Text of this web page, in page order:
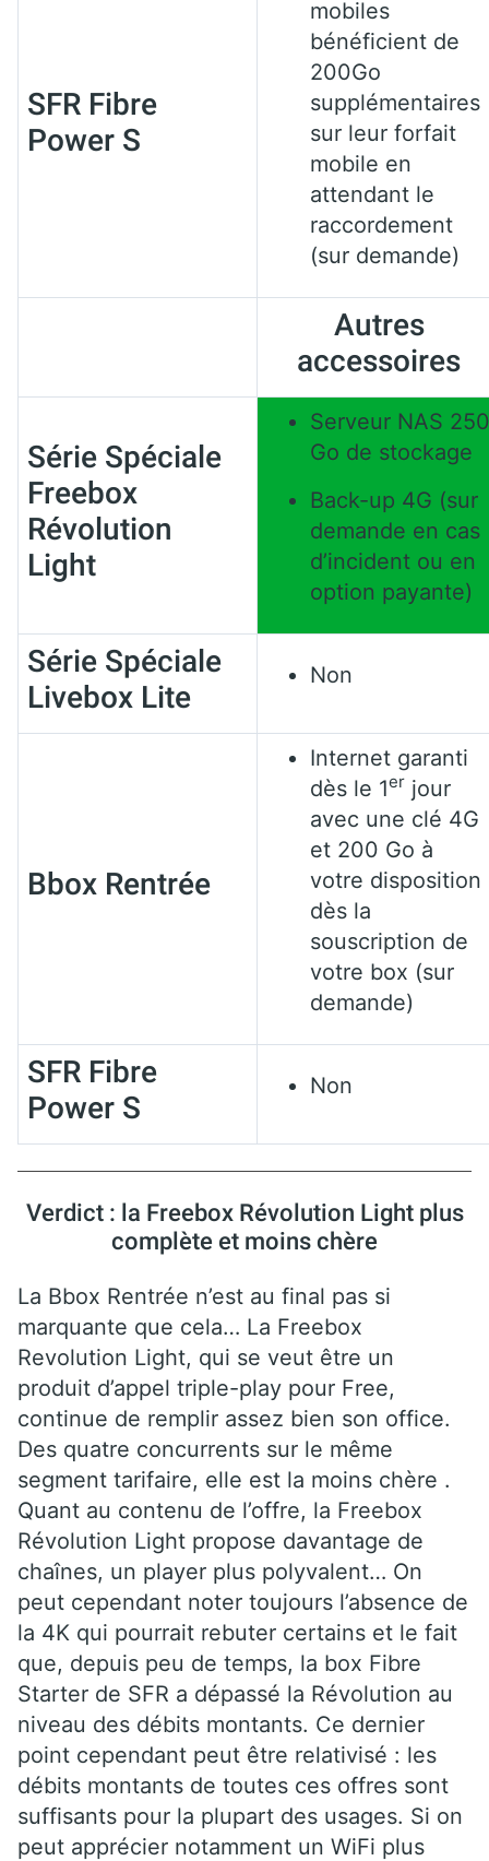
SFR Fibre
Power S
mobiles
bénéficient de
200Go
supplémentaires
sur leur forfait
mobile en
attendant le
raccordement
(sur demande)
Autres
accessoires
Série Spéciale
Freebox
Révolution
Light
Serveur NAS 250
Go de stockage
Back-up 4G (sur
demande en cas
d’incident ou en
option payante)
Série Spéciale
Livebox Lite
Non
Bbox Rentrée
Internet garanti
dès le 1er jour
avec une clé 4G
et 200 Go à
votre disposition
dès la
souscription de
votre box (sur
demande)
SFR Fibre
Power S
Non
Verdict : la Freebox Révolution Light plus
complète et moins chère
La Bbox Rentrée n’est au final pas si
marquante que cela… La Freebox
Revolution Light, qui se veut être un
produit d’appel triple-play pour Free,
continue de remplir assez bien son office.
Des quatre concurrents sur le même
segment tarifaire, elle est la moins chère .
Quant au contenu de l’offre, la Freebox
Révolution Light propose davantage de
chaînes, un player plus polyvalent… On
peut cependant noter toujours l’absence de
la 4K qui pourrait rebuter certains et le fait
que, depuis peu de temps, la box Fibre
Starter de SFR a dépassé la Révolution au
niveau des débits montants. Ce dernier
point cependant peut être relativisé : les
débits montants de toutes ces offres sont
suffisants pour la plupart des usages. Si on
peut apprécier notamment un WiFi plus